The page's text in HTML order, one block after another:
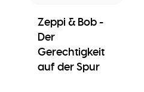
Zeppi & Bob -
Der
Gerechtigkeit
auf der Spur